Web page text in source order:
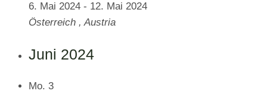
6. Mai 2024 - 12. Mai 2024
Österreich , Austria
Juni 2024
Mo. 3